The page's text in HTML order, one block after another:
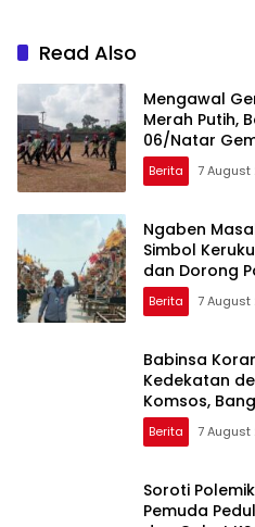
Read Also
Mengawal
Merah Putih,
06/Natar
Kecamatan
Berita 7 August
Ngaben
Simbol
dan Dorong
Berita 7 August
Babinsa
Kedekatan
Komsos,
Tegineneng
Berita 7 August
Soroti
Pemuda